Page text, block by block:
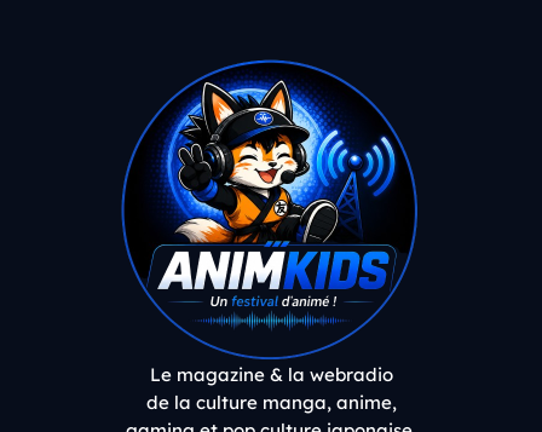
Le magazine & la webradio
de la culture manga, anime,